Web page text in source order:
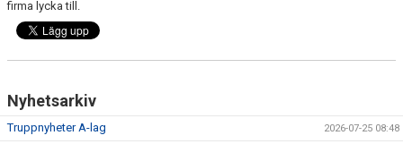
BLI HOCKEYDOMARE
A-LAGETS MATCHER 25/26
KLUBBPROFIL
firma lycka till.
Nyhetsarkiv
Truppnyheter A-lag 2026-07-25 08:48